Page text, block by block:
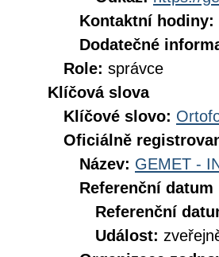
Kontaktní hodiny:
Dodatečné
Role: správce
Klíčová slova
Klíčové slovo:
Oficiálně
Název: GEMET -
Referenční datum
Referenční
Událost: